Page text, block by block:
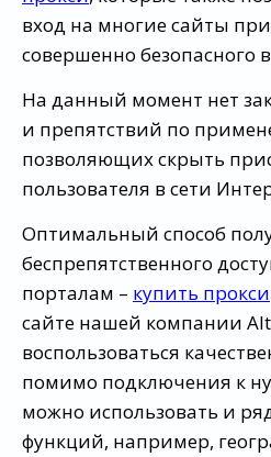
вход на многие сайты
совершенно безопасного
На данный момент нет
и препятствий по
позволяющих скрыть
пользователя в сети
Оптимальный способ
беспрепятственного
порталам – купить прокси
сайте нашей компании
воспользоваться
помимо подключения к
можно использовать и
функций, например,